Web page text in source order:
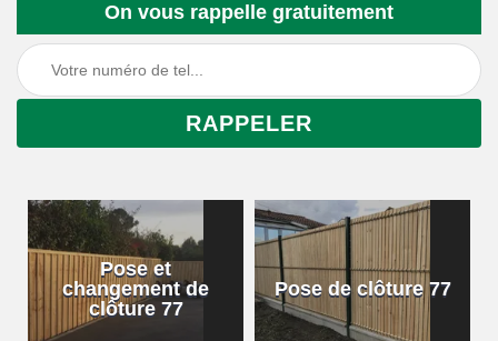
On vous rappelle gratuitement
Pose et
changement de
clôture 77
Pose de clôture 77